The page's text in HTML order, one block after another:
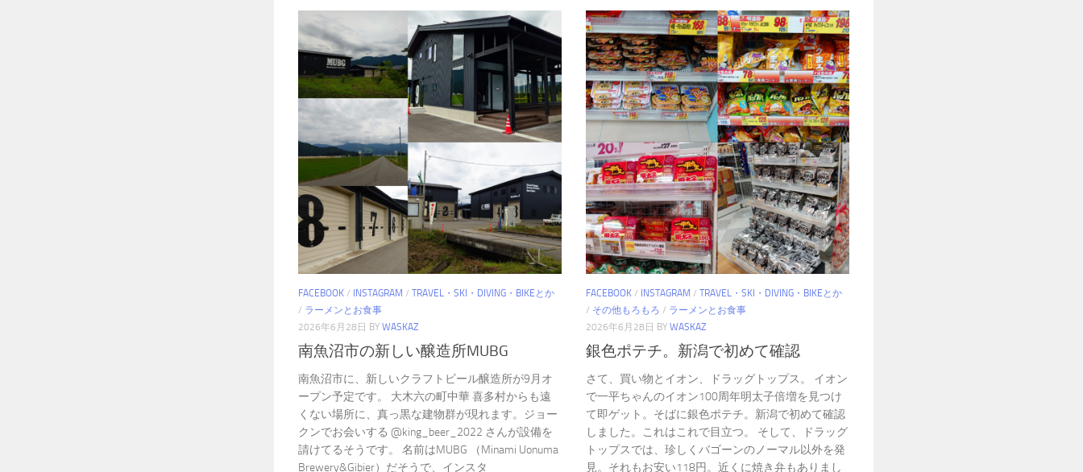
FACEBOOK / INSTAGRAM / TRAVEL・SKI・DIVING・BIKEとか
/ ラーメンとお食事
2026年6月28日 BY WASKAZ
南魚沼市の新しい醸造所MUBG
南魚沼市に、新しいクラフトビール醸造所が9月オ
ープン予定です。 大木六の町中華 喜多村からも遠
くない場所に、真っ黒な建物群が現れます。ジョー
クンでお会いする @king_beer_2022 さんが設備を
請けてるそうです。 名前はMUBG （Minami Uonuma
Brewery&Gibier）だそうで、インスタ
FACEBOOK / INSTAGRAM / TRAVEL・SKI・DIVING・BIKEとか
/ その他もろもろ / ラーメンとお食事
2026年6月28日 BY WASKAZ
銀色ポテチ。新潟で初めて確認
さて、買い物とイオン、ドラッグトップス。 イオン
で一平ちゃんのイオン100周年明太子倍増を見つけ
て即ゲット。そばに銀色ポテチ。新潟で初めて確認
しました。これはこれで目立つ。 そして、ドラッグ
トップスでは、珍しくバゴーンのノーマル以外を発
見。それもお安い118円。近くに焼き弁もありまし